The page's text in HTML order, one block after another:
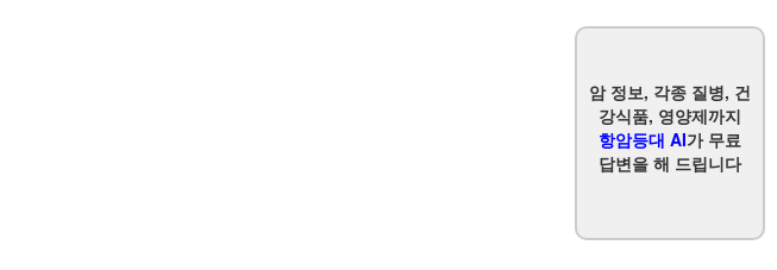
암 정보, 각종 질병, 건
강식품, 영양제까지
항암등대 AI가 무료
답변을 해 드립니다